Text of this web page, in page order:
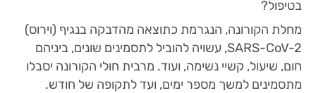
בטיפול?
מחלת הקורונה, הנגרמת כתוצאה מהדבקה בנגיף (וירוס)
SARS-CoV-2, עשויה להוביל לתסמינים שונים, ביניהם
חום, שיעול, קשיי נשימה, ועוד. מרבית חולי הקורונה יסבלו
מתסמינים למשך מספר ימים, ועד לתקופה של חודש.